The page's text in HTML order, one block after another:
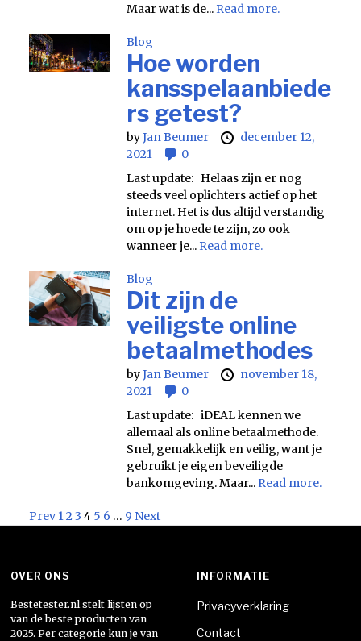
Maar wat is de... Read more.
Blog
Hoe worden
kansspelaanbiede
rs getest?
byJan Beumer
december 12,
2021
0
Last update: Helaas zijn er nog
steeds veel oplichters actief op het
internet. Het is dus altijd verstandig
om op je hoede te zijn, zo ook
wanneer je... Read more.
Blog
Dit zijn de
veiligste online
betaalmethodes
byJan Beumer
november 18,
2021
0
Last update: iDEAL kennen we
allemaal als online betaalmethode.
Snel, gemakkelijk en veilig, want je
gebruikt je eigen beveiligde
bankomgeving. Maar... Read more.
paginering
Prev 123 4 5 6 … 9 Next
OVER ONS
Bestetester.nl stelt lijsten op
van de beste producten van
2025. Per categorie kun je van
INFORMATIE
Privacyverklaring
Contact